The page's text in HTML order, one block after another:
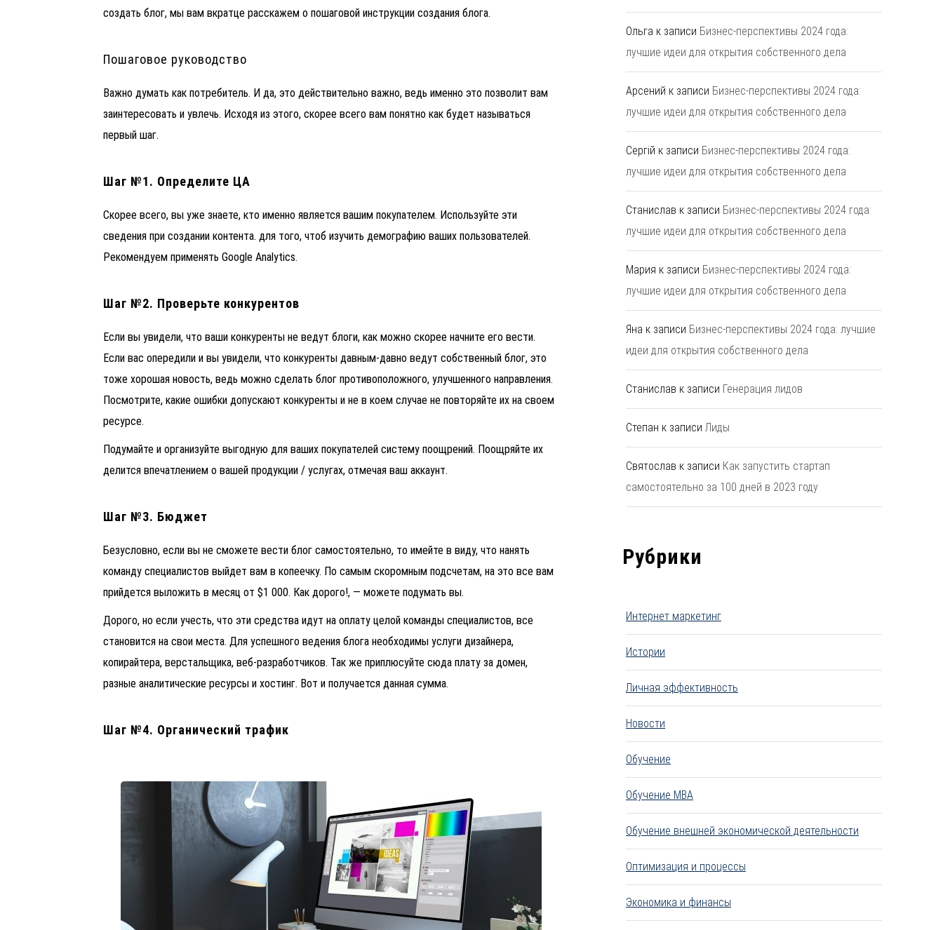
создать блог, мы вам вкратце расскажем о пошаговой инструкции создания блога.
Пошаговое руководство
Важно думать как потребитель. И да, это действительно важно, ведь именно это позволит вам
заинтересовать и увлечь. Исходя из этого, скорее всего вам понятно как будет называться
первый шаг.
Шаг №1. Определите ЦА
Скорее всего, вы уже знаете, кто именно является вашим покупателем. Используйте эти
сведения при создании контента. для того, чтоб изучить демографию ваших пользователей.
Рекомендуем применять Google Analytics.
Шаг №2. Проверьте конкурентов
Если вы увидели, что ваши конкуренты не ведут блоги, как можно скорее начните его вести.
Если вас опередили и вы увидели, что конкуренты давным-давно ведут собственный блог, это
тоже хорошая новость, ведь можно сделать блог противоположного, улучшенного направления.
Посмотрите, какие ошибки допускают конкуренты и не в коем случае не повторяйте их на своем
ресурсе.
Подумайте и организуйте выгодную для ваших покупателей систему поощрений. Поощряйте их
делится впечатлением о вашей продукции / услугах, отмечая ваш аккаунт.
Шаг №3. Бюджет
Безусловно, если вы не сможете вести блог самостоятельно, то имейте в виду, что нанять
команду специалистов выйдет вам в копеечку. По самым скоромным подсчетам, на это все вам
прийдется выложить в месяц от $1 000. Как дорого!, — можете подумать вы.
Дорого, но если учесть, что эти средства идут на оплату целой команды специалистов, все
становится на свои места. Для успешного ведения блога необходимы услуги дизайнера,
копирайтера, верстальщика, веб-разработчиков. Так же приплюсуйте сюда плату за домен,
разные аналитические ресурсы и хостинг. Вот и получается данная сумма.
Шаг №4. Органический трафик
Ольга к записи Бизнес-перспективы 2024 года:
лучшие идеи для открытия собственного дела
Арсений к записи Бизнес-перспективы 2024 года:
лучшие идеи для открытия собственного дела
Сергій к записи Бизнес-перспективы 2024 года:
лучшие идеи для открытия собственного дела
Станислав к записи Бизнес-перспективы 2024 года:
лучшие идеи для открытия собственного дела
Мария к записи Бизнес-перспективы 2024 года:
лучшие идеи для открытия собственного дела
Яна к записи Бизнес-перспективы 2024 года: лучшие
идеи для открытия собственного дела
Станислав к записи Генерация лидов
Степан к записи Лиды
Святослав к записи Как запустить стартап
самостоятельно за 100 дней в 2023 году
Рубрики
Интернет маркетинг
Истории
Личная эффективность
Новости
Обучение
Обучение MBA
Обучение внешней экономической деятельности
Оптимизация и процессы
Экономика и финансы